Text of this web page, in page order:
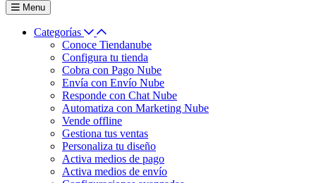
Menu
Categorías
Conoce Tiendanube
Configura tu tienda
Cobra con Pago Nube
Envía con Envío Nube
Responde con Chat Nube
Automatiza con Marketing Nube
Vende offline
Gestiona tus ventas
Personaliza tu diseño
Activa medios de pago
Activa medios de envío